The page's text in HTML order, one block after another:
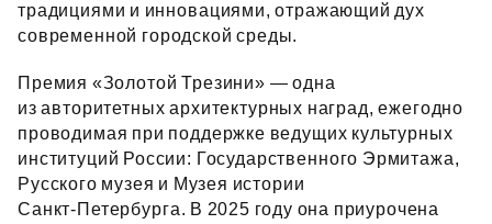
традициями и инновациями, отражающий дух
современной городской среды.
Премия «Золотой Трезини» — одна
из авторитетных архитектурных наград, ежегодно
проводимая при поддержке ведущих культурных
институций России: Государственного Эрмитажа,
Русского музея и Музея истории
Санкт‑Петербурга. В 2025 году она приурочена